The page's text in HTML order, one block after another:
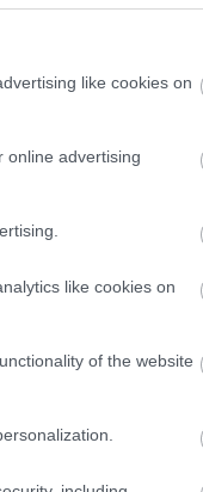
like cookies on
online advertising
like cookies on
of the website
felgyorsuló
expressz-
alapították
református
(maga a fénykép
első istentiszteletet
ez a ház szerepel.
A
A
A
A
A
A